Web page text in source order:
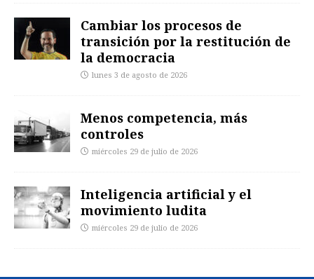
Cambiar los procesos de
transición por la restitución de
la democracia
lunes 3 de agosto de 2026
Menos competencia, más
controles
miércoles 29 de julio de 2026
Inteligencia artificial y el
movimiento ludita
miércoles 29 de julio de 2026